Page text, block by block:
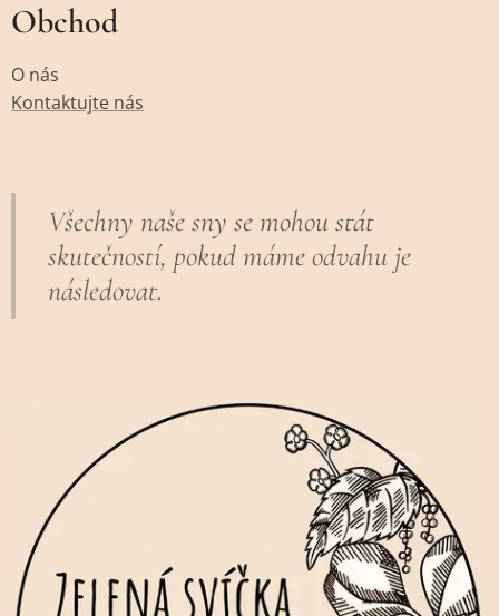
Obchod
O nás
Kontaktujte nás
Všechny naše sny se mohou stát
skutečností, pokud máme odvahu je
následovat.